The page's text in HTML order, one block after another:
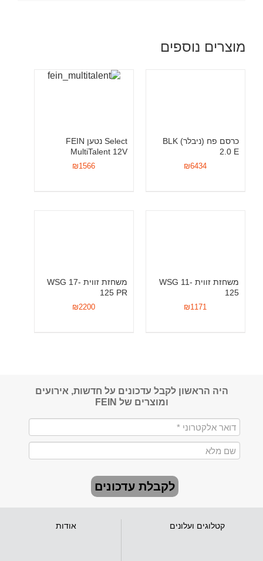
מוצרים נוספים
כרסם פח (ניבלר) BLK
2.0 E
₪6434
Select נטען FEIN
MultiTalent 12V
₪1566
משחזת זווית WSG 11-
125
₪1171
משחזת זווית WSG 17-
125 PR
₪2200
היה הראשון לקבל עדכונים על חדשות, אירועים
ומוצרים של FEIN
לקבלת עדכונים
קטלוגים ועלונים אודות